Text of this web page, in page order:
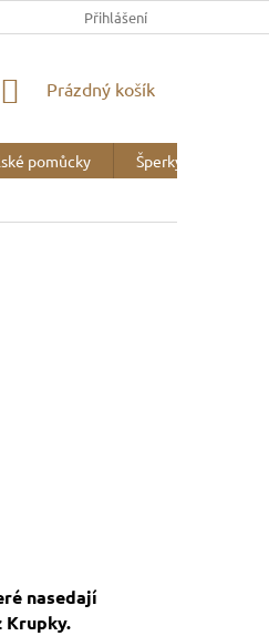
MINERALOGICKÉ WEBY
Přihlášení
NÁKUPNÍ
Prázdný košík
pomůcky Šperky
nasedají
Krupky.